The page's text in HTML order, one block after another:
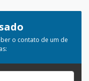
o contato de um de